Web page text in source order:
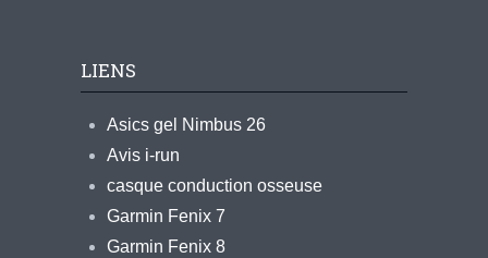
LIENS
Asics gel Nimbus 26
Avis i-run
casque conduction osseuse
Garmin Fenix 7
Garmin Fenix 8